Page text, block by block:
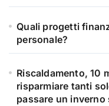
Quali progetti
personale?
Riscaldamento, 10
risparmiare tanti
passare un